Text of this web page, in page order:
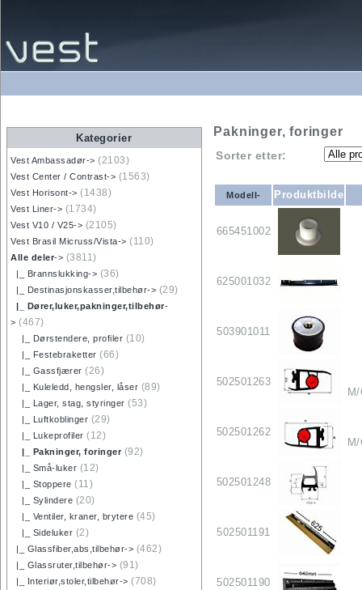
Kategorier
Vest Ambassadør-> (2103)
Vest Center / Contrast-> (1563)
Vest Horisont-> (1438)
Vest Liner-> (1734)
Vest V10 / V25-> (2105)
Vest Brasil Micruss/Vista-> (110)
Alle deler-> (3811)
|_ Brannslukking-> (36)
|_ Destinasjonskasser,tilbehør-> (29)
|_ Dører,luker,pakninger,tilbehør-
> (467)
|_ Dørstendere, profiler (10)
|_ Festebraketter (66)
|_ Gassfjærer (26)
|_ Kuleledd, hengsler, låser (89)
|_ Lager, stag, styringer (53)
|_ Luftkoblinger (29)
|_ Lukeprofiler (12)
|_ Pakninger, foringer (92)
|_ Små-luker (12)
|_ Stoppere (11)
|_ Sylindere (20)
|_ Ventiler, kraner, brytere (45)
|_ Sideluker (2)
|_ Glassfiber,abs,tilbehør-> (462)
|_ Glassruter,tilbehør-> (91)
|_ Interiør,stoler,tilbehør-> (708)
Pakninger, foringer
Sorter etter:
Modell- Produktbilde
665451002
625001032
503901011
502501263
502501262
502501248
502501191
502501190